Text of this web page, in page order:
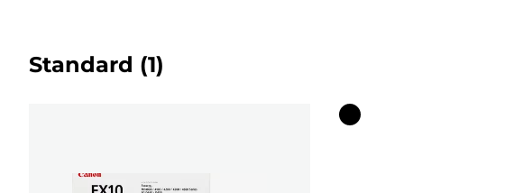
Standard (1)
Farbpatrone